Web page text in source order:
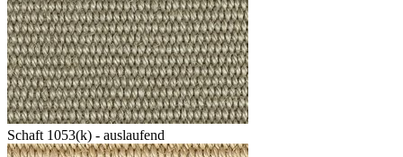
Schaft 1053(k) - auslaufend